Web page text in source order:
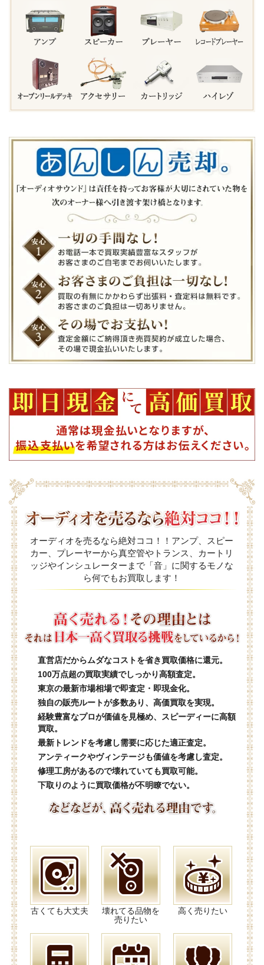
オーディオを売るなら絶対ココ！！アンプ、スピー
カー、プレーヤーから真空管やトランス、カートリ
ッジやインシュレーターまで「音」に関するモノな
ら何でもお買取します！
直営店だからムダなコストを省き買取価格に還元。
100万点超の買取実績でしっかり高額査定。
東京の最新市場相場で即査定・即現金化。
独自の販売ルートが多数あり、高価買取を実現。
経験豊富なプロが価値を見極め、スピーディーに高額
買取。
最新トレンドを考慮し需要に応じた適正査定。
アンティークやヴィンテージも価値を考慮し査定。
修理工房があるので壊れていても買取可能。
下取りのように買取価格が不明瞭でない。
古くても大丈夫
壊れてる品物を
売りたい
高く売りたい